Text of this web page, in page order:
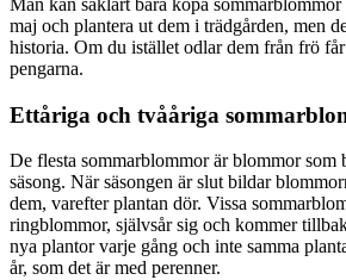
Man kan såklart bara köpa
maj och plantera ut dem i trädgården, men
historia. Om du istället odlar dem från frö
pengarna.
Ettåriga och tvååriga
De flesta sommarblommor är blommor som
säsong. När säsongen är slut bildar
dem, varefter plantan dör. Vissa
ringblommor, självsår sig och kommer
nya plantor varje gång och inte samma
år, som det är med perenner.